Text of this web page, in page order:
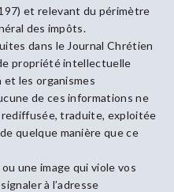
et relevant du périmètre
des impôts.
dans le Journal Chrétien
propriété intellectuelle
les organismes
de ces informations ne
traduite, exploitée
quelque manière que ce
une image qui viole vos
à l’adresse